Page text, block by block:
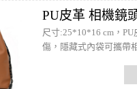
PU皮革 相機鏡
尺寸:25*10*16 cm，
傷，隱藏式內袋可攜帶